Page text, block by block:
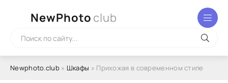
NewPhoto club
Newphoto.club» Шкафы » Прихожая в современном стиле